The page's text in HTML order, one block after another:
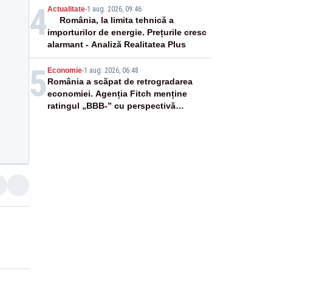
4Actualitate-1 aug. 2026, 09:46
România, la limita tehnică a
importurilor de energie. Prețurile cresc
alarmant - Analiză Realitatea Plus
5 Economie-1 aug. 2026, 06:48
România a scăpat de retrogradarea
economiei. Agenția Fitch menține
ratingul „BBB-” cu perspectivă